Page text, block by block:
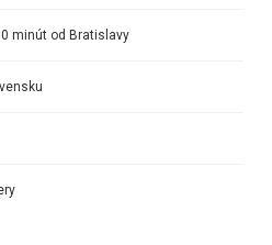
minút od Bratislavy